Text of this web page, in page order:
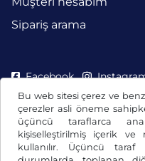
Bu web sitesi çerez ve
çerezler asli öneme
üçüncü taraflarca
kişiselleştirilmiş içerik ve
kullanılır. Üçüncü taraf
Sipariş arama
Facebook